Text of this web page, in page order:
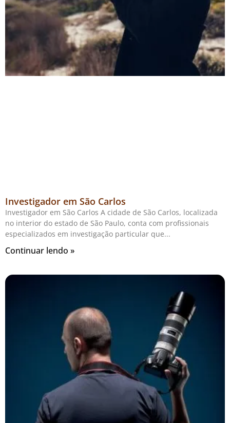
Investigador em São Carlos
Investigador em São Carlos A cidade de São Carlos, localizada
no interior do estado de São Paulo, conta com profissionais
especializados em investigação particular que
Continuar lendo »